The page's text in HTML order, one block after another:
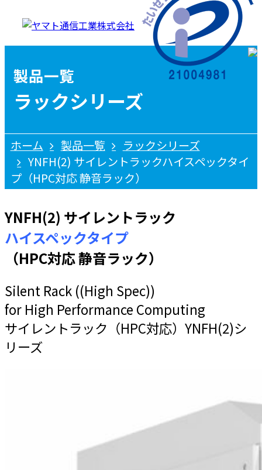
製品一覧
ラックシリーズ
ホーム 製品一覧
ラックシリーズ
YNFH(2) サイレントラックハイスペックタイ
プ（HPC対応 静音ラック）
YNFH(2) サイレントラック
ハイスペックタイプ
（HPC対応 静音ラック）
Silent Rack ((High Spec))
for High Performance Computing
サイレントラック（HPC対応）YNFH(2)シ
リーズ